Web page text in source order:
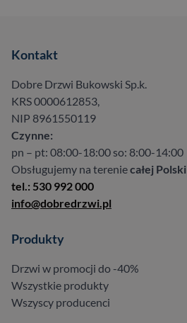
Kontakt
Dobre Drzwi Bukowski Sp.k.
KRS 0000612853,
NIP 8961550119
Czynne:
pn – pt: 08:00-18:00 so: 8:00-14:00
Obsługujemy na tereniecałej Polski
tel.: 530 992 000
info@dobredrzwi.pl
Produkty
Drzwi w promocji do -40%
Wszystkie produkty
Wszyscy producenci